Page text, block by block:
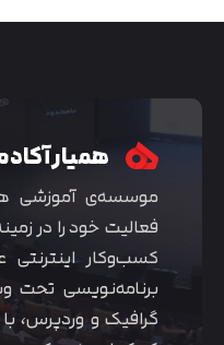
همیار
فعالیت خود را در
کسب‌و‌کار اینترنتی
برنامه‌نویسی
گرافیک و وردپرس،
متوجه شدم